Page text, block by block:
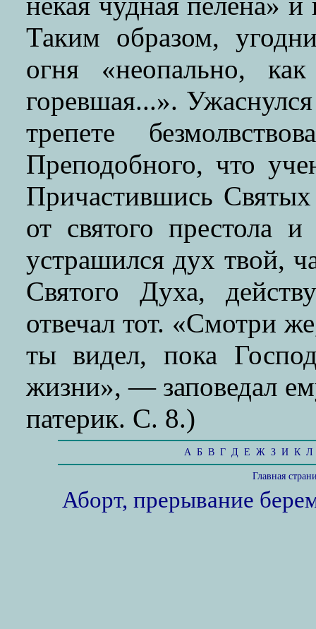
Таким образом,
огня «неопально,
горевшая...».
трепете
Преподобного, что
Причастившись
от святого престола
устрашился дух твой,
Святого Духа,
отвечал тот. «Смотри
ты видел, пока
жизни», — заповедал
патерик. С. 8.)
А Б В Г Д Е Ж З И К Л
Главная
Аборт, прерывание